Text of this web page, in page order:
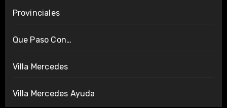
Provinciales
Que Paso Con…
Villa Mercedes
Villa Mercedes Ayuda